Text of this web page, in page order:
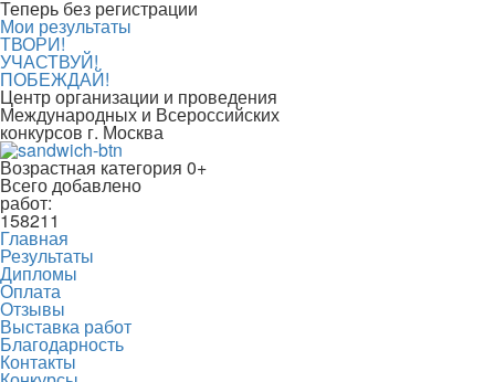
Теперь без регистрации
Мои результаты
ТВОРИ!
УЧАСТВУЙ!
ПОБЕЖДАЙ!
Центр организации и проведения
Международных и Всероссийских
конкурсов г. Москва
Возрастная категория 0+
Всего добавлено
работ:
158211
Главная
Результаты
Дипломы
Оплата
Отзывы
Выставка работ
Благодарность
Контакты